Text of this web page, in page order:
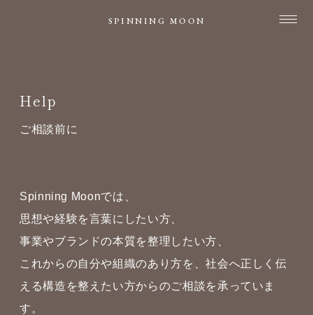
SPINNING MOON
Help
ご相談前に
ご相談前に
Spinning Moonでは、
思想や経験を言葉にしたい方、
事業やブランドの本質を整理したい方、
これからの自分や組織のあり方を、社会へ正しく伝
える構造を整えたい方からのご相談を承っていま
す。